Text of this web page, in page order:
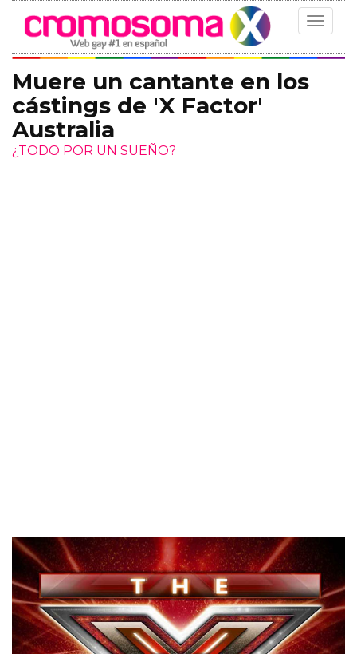
Toggle
Muere un cantante en los
cástings de 'X Factor'
Australia
¿TODO POR UN SUEÑO?